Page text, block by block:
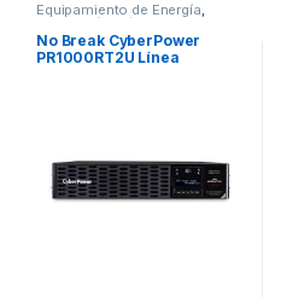
Equipamiento de Energía,
Protección Eléctrica
No Break CyberPower
PR1000RT2U Línea